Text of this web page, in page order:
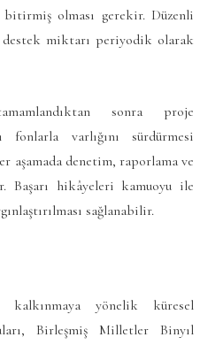
olması gerekir. Düzenli
destek miktarı periyodik olarak
sonra proje
varlığını sürdürmesi
aşamada denetim, raporlama ve
Başarı hikâyeleri kamuoyu ile
sağlanabilir.
kalkınmaya yönelik küresel
Birleşmiş Milletler Binyıl